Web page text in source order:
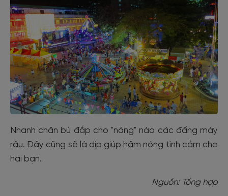
Nhanh chân bù đắp cho "nàng" nào các đấng mày
râu. Đây cũng sẽ là dịp giúp hâm nóng tình cảm cho
hai bạn.
Nguồn: Tổng hợp